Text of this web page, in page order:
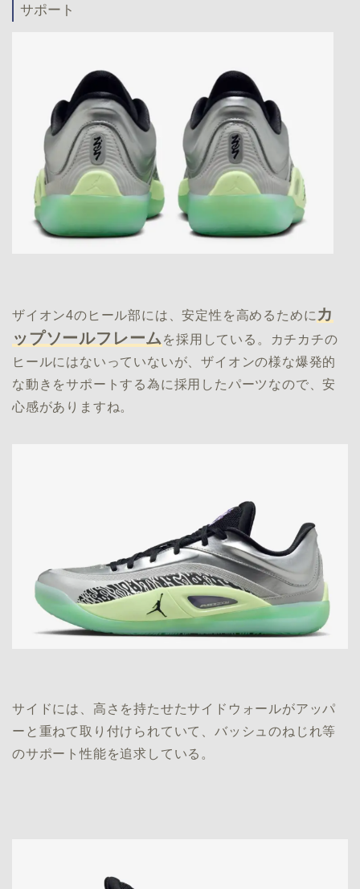
サポート
ザイオン4のヒール部には、安定性を高めるために カ
ップソールフレーム を採用している。カチカチの
ヒールにはないっていないが、ザイオンの様な爆発的
な動きをサポートする為に採用したパーツなので、安
心感がありますね。
サイドには、高さを持たせたサイドウォールがアッパ
ーと重ねて取り付けられていて、バッシュのねじれ等
のサポート性能を追求している。